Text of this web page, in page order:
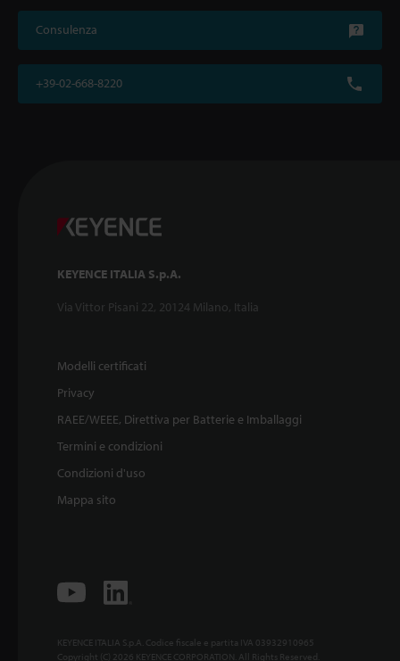
Consulenza
+39-02-668-8220
KEYENCE ITALIA S.p.A.
Via Vittor Pisani 22, 20124 Milano, Italia
Modelli certificati
Privacy
RAEE/WEEE, Direttiva per Batterie e Imballaggi
Termini e condizioni
Condizioni d'uso
Mappa sito
KEYENCE ITALIA S.p.A. Codice fiscale e partita IVA 03932910965
Copyright (C) 2026 KEYENCE CORPORATION. All Rights Reserved.